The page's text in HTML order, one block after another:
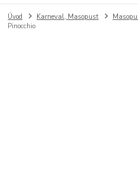
Úvod Karneval, Masopust
Pinocchio